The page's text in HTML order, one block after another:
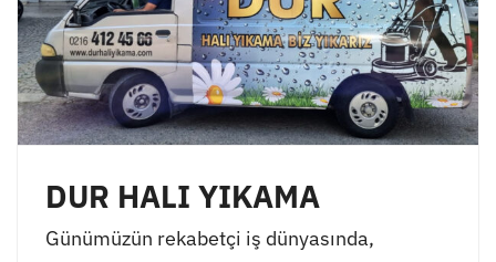
DUR HALI YIKAMA
Günümüzün rekabetçi iş dünyasında,